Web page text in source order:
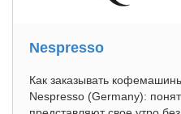
Nespresso
Как заказывать
Nespresso (Germany):